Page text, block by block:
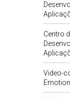
Centro
Video-